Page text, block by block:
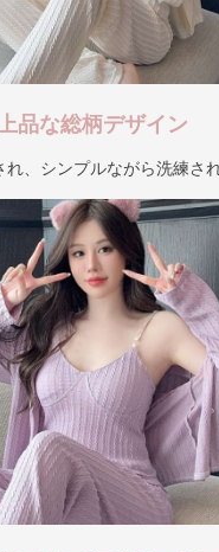
品な総柄デザイン
、シンプルながら洗練さ